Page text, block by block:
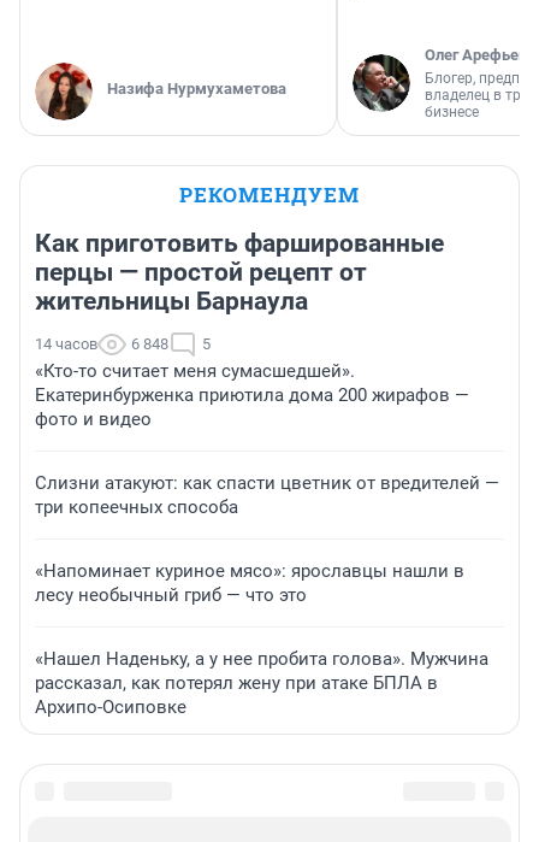
Назифа Нурмухаметова
Олег Арефьев
Блогер,
владелец в
бизнесе
РЕКОМЕНДУЕМ
Как приготовить фаршированные
перцы — простой рецепт от
жительницы Барнаула
14 часов 6 848 5
«Кто-то считает меня сумасшедшей».
Екатеринбурженка приютила дома 200 жирафов —
фото и видео
Слизни атакуют: как спасти цветник от вредителей —
три копеечных способа
«Напоминает куриное мясо»: ярославцы нашли в
лесу необычный гриб — что это
«Нашел Наденьку, а у нее пробита голова». Мужчина
рассказал, как потерял жену при атаке БПЛА в
Архипо-Осиповке